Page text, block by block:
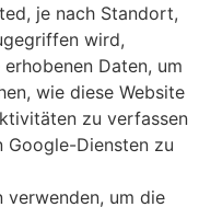
je nach Standort,
wird,
Daten, um
wie diese Website
zu verfassen
Google-Diensten zu
verwenden, um die